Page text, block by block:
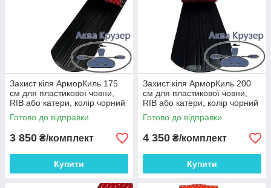
Захист кіля АрморКиль 175
см для пластикової човни,
RIB або катери, колір чорний
Готово до відправки
3 850 ₴/комплект
Купити
Захист кіля АрморКиль 200
см для пластикової човни,
RIB або катери, колір чорний
Готово до відправки
4 350 ₴/комплект
Купити